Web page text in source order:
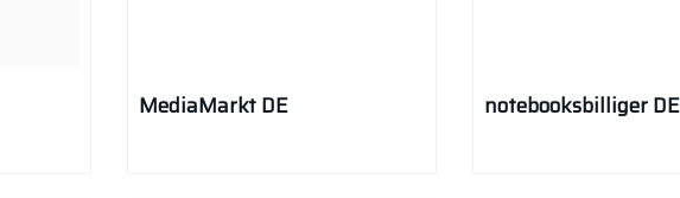
MediaMarkt DE notebooksbilliger DE